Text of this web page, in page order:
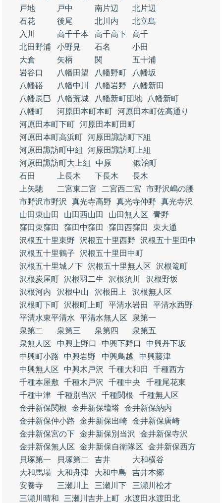
戸地
戸中 南片辺
北片辺
石花
後尾 北川内
北立島
入川
高千千本 高千高下
高千
北田野浦
小野見 石名
小田
大倉
矢柄 関
五十浦
岩谷口
八幡田望 八幡野町
八幡坂
八幡硲
八幡中川 八幡岩野
八幡新田
八幡辰巳
八幡荒城 八幡新町団地
八幡新町
八幡町
河原田本町本町 河原田本町佐高通り
河原田本町下町 河原田本町田町
河原田本町高浜町 河原田諏訪町下組
河原田諏訪町中組
河原田諏訪町上組
河原田諏訪町大上組
中原
鍛冶町
石田
上長木 下長木
長木
上矢馳
二宮東二宮 二宮西二宮
市野沢嶋の腰
市野沢市野沢
真光寺高野 真光寺仲野
真光寺沢
山田東山田
山田西山田 山田無人区
青野
窪田東窪田
窪田中窪田 窪田西窪田
東大通
沢根五十里東野
沢根五十里西野
沢根五十里田中
沢根五十里鶴子
沢根五十里田中町
沢根五十里城ノ下 沢根五十里無人区
沢根篭町
沢根炭屋町 沢根羽二生 沢根須川
沢根野坂
沢根河内
沢根中山 沢根田上
沢根無人区
沢根町下町 沢根町上町 平清水岩田
平清水西野
平清水東平清水
平清水無人区
泉第一
泉第二
泉第三 泉第四
泉第五
泉無人区
中興上野口 中興下野口
中興丹下坂
中興町小路
中興岩野 中興鳥越
中興藤津
中興無人区
中興木戸沢 千種大和田
千種西方
千種本屋敷
千種木戸沢 千種中央
千種尾花東
千種中津
千種別当沢 千種関根
千種無人区
金井新保関根
金井新保壇塔 金井新保納内
金井新保仲小路
金井新保出崎 金井新保唐崎
金井新保宮の下 金井新保別当沢
金井新保寺沢
金井新保無人区
金井新保自衛隊区
金井新保西方
貝塚第一
貝塚第二 吉井
大和横谷
大和馬場
大和舟津 大和中島
吉井本郷
安養寺
三瀬川上 三瀬川下
三瀬川松才
三瀬川晴和
三瀬川吉井上町
水渡田水渡田北